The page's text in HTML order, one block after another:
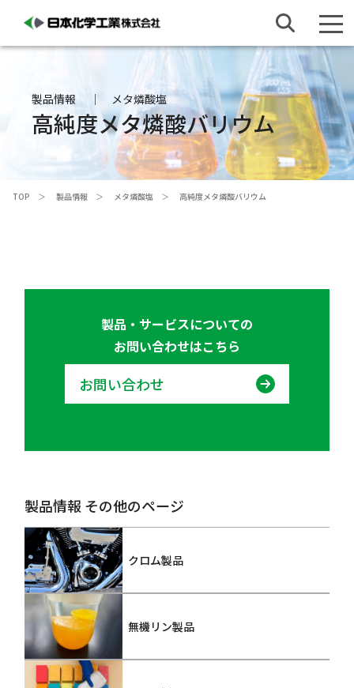
製品情報 メタ燐酸塩
高純度メタ燐酸バリウム
TOP 製品情報 メタ燐酸塩 高純度メタ燐酸バリウム
製品・サービスについての
お問い合わせはこちら
お問い合わせ
製品情報 その他のページ
クロム製品
無機リン製品